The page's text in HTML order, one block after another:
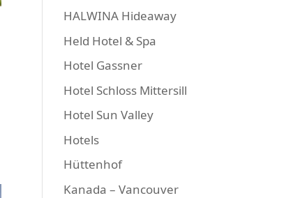
HALWINA Hideaway
Held Hotel & Spa
Hotel Gassner
Hotel Schloss Mittersill
Hotel Sun Valley
Hotels
Hüttenhof
Kanada – Vancouver